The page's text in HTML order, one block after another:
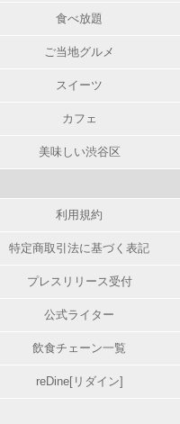
食べ放題
ご当地グルメ
スイーツ
カフェ
美味しい渋谷区
利用規約
特定商取引法に基づく表記
プレスリリース受付
公式ライター
飲食チェーン一覧
reDine[リダイン]